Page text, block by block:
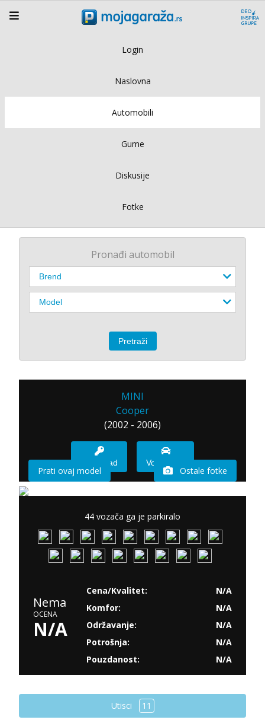
Login
Naslovna
Automobili
Gume
Diskusije
Fotke
Pronađi automobil
MINI
Cooper
(2002 - 2006)
Imam sad Vozio sam
Prati ovaj model Ostale fotke
44 vozača ga je parkiralo
Nema
OCENA
N/A
Cena/Kvalitet:
N/A
Komfor:
N/A
Održavanje:
N/A
Potrošnja:
N/A
Pouzdanost:
N/A
Utisci 11